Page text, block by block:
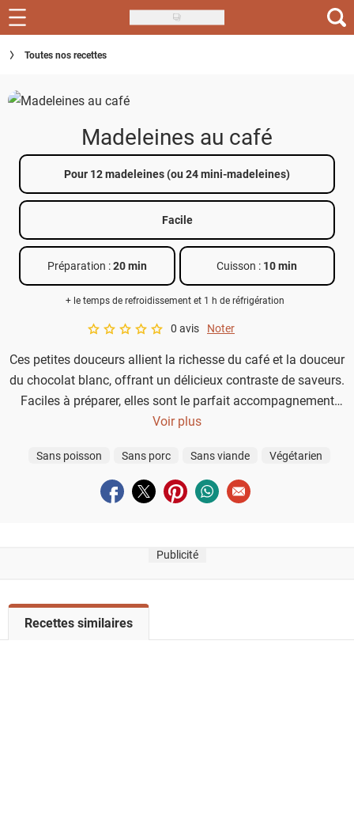
Skip
to
main
Recettes
Inspirations
Menu de la semaine
Actus
Index des recettes
Guide d'achat
Toutes nos recettes
Madeleines au café
Pour 12 madeleines (ou 24 mini-madeleines)
Facile
Préparation :20 min Cuisson : 10 min
+ le temps de refroidissement et 1 h de réfrigération
A star rating of 0 out of 5.
0 avis Noter
Ces petites douceurs allient la richesse du café et la douceur
du chocolat blanc, offrant un délicieux contraste de saveurs.
Faciles à préparer, elles sont le parfait accompagnement
pour une pause café.
Voir plus
Sans poisson Sans porc Sans viande Végétarien
Partager sur facebook
Partager sur twitter
Partager sur pinterest
Partager sur whatsapp
Envoyer à un ami
Publicité
o
Recettes similaires